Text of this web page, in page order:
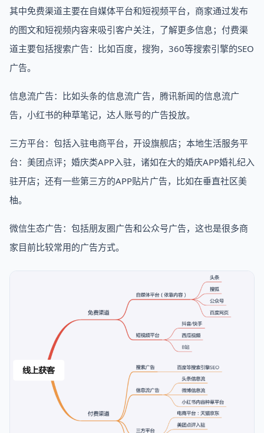
其中免费渠道主要在自媒体平台和短视频平台，商家通过发布
的图文和短视频内容来吸引客户关注，了解更多信息；付费渠
道主要包括搜索广告：比如百度，搜狗，360等搜索引擎的SEO
广告。
信息流广告：比如头条的信息流广告，腾讯新闻的信息流广
告，小红书的种草笔记，达人账号的广告投放。
三方平台：包括入驻电商平台，开设旗舰店；本地生活服务平
台：美团点评；婚庆类APP入驻，诸如在大的婚庆APP婚礼纪入
驻开店；还有一些第三方的APP贴片广告，比如在垂直社区美
柚。
微信生态广告：包括朋友圈广告和公众号广告，这也是很多商
家目前比较常用的广告方式。